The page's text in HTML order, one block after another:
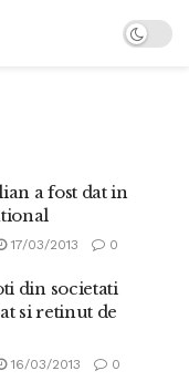
a fost dat in
17/03/2013 0
din societati
si retinut de
16/03/2013 0